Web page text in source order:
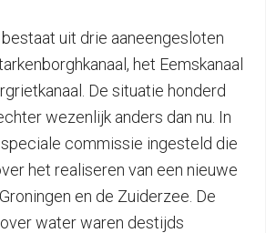
uit drie aaneengesloten
het Eemskanaal
De situatie honderd
wezenlijk anders dan nu. In
commissie ingesteld die
het realiseren van een nieuwe
en de Zuiderzee. De
water waren destijds